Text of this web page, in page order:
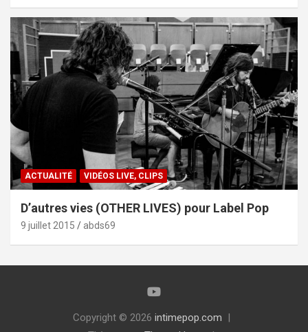
ACTUALITÉ VIDÉOS LIVE, CLIPS
D’autres vies (OTHER LIVES) pour Label Pop
9 juillet 2015 abds69
Copyright © 2026 intimepop.com